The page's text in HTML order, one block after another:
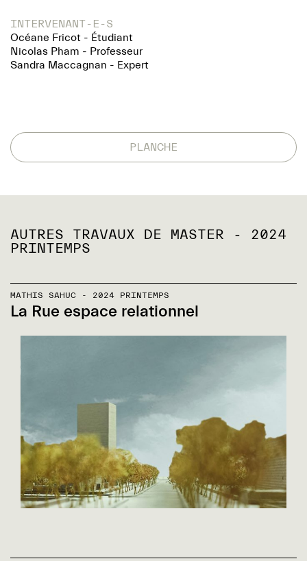
INTERVENANT-E-S
Océane Fricot - Étudiant
Nicolas Pham - Professeur
Sandra Maccagnan - Expert
PLANCHE
AUTRES TRAVAUX DE MASTER - 2024
PRINTEMPS
MATHIS SAHUC - 2024 PRINTEMPS
La Rue espace relationnel